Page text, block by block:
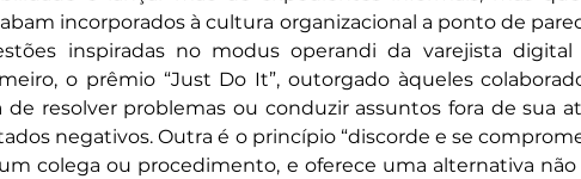
incorporados à cultura organizacional a ponto de
inspiradas no modus operandi da varejista digital
o prêmio “Just Do It”, outorgado àqueles
resolver problemas ou conduzir assuntos fora de sua
negativos. Outra é o princípio “discorde e se
colega ou procedimento, e oferece uma alternativa não